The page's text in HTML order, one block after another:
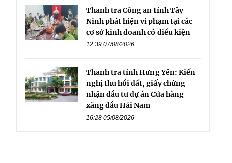
Thanh tra Công an tỉnh Tây
Ninh phát hiện vi phạm tại các
cơ sở kinh doanh có điều kiện
12:39 07/08/2026
Thanh tra tỉnh Hưng Yên: Kiến
nghị thu hồi đất, giấy chứng
nhận đầu tư dự án Cửa hàng
xăng dầu Hải Nam
16:28 05/08/2026